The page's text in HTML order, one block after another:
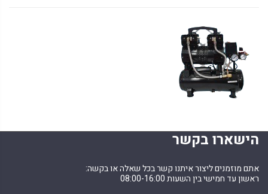
הישארו בקשר
אתם מוזמנים ליצור איתנו קשר בכל שאלה או בקשה:
ראשון עד חמישי בין השעות 08:00-16:00